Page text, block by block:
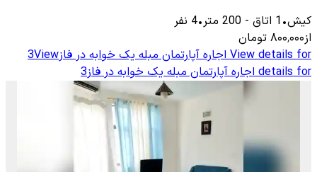
کیش•
1 اتاق -
200 متر•
4 نفر
از۸۰۰٬۰۰۰ تومان
View details for اجاره آپارتمان مبله یک خوابه در فاز3View
details for اجاره آپارتمان مبله یک خوابه در فاز3